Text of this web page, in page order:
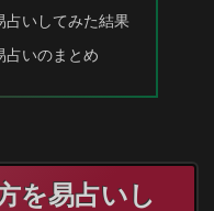
占いしてみた結果
占いのまとめ
を易占いし